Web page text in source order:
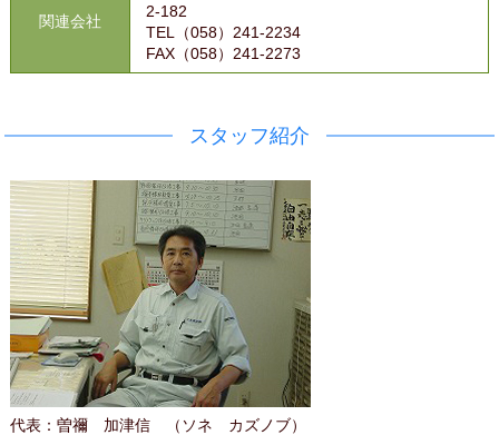
関連会社
2-182
TEL（058）241-2234
FAX（058）241-2273
スタッフ紹介
代表：曽禰 加津信 （ソネ カズノブ）